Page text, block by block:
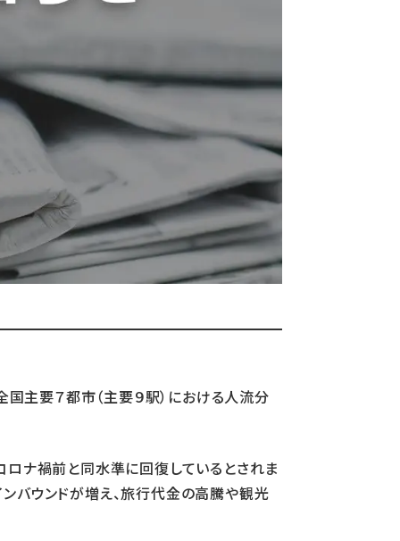
国主要７都市（主要９駅）における人流分
ロナ禍前と同水準に回復しているとされま
バウンドが増え、旅行代金の高騰や観光